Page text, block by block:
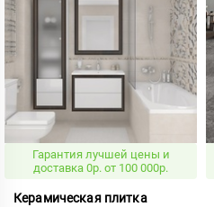
Гарантия лучшей цены и
доставка 0р. от 100 000р.
Керамическая плитка